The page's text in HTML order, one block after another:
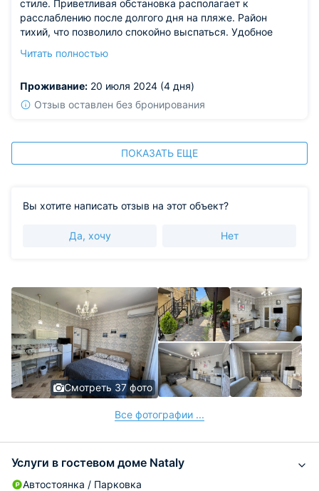
стиле. Приветливая обстановка располагает к
расслаблению после долгого дня на пляже. Район
тихий, что позволило спокойно выспаться. Удобное
достопримечательностям.
работал интернет, что немного омрачило наш отдых.
Читать полностью
Проживание: 20 июля 2024 (4 дня)
Отзыв оставлен без бронирования
ПОКАЗАТЬ ЕЩЕ
Вы хотите написать отзыв на этот объект?
Да, хочу Нет
Смотреть 37 фото
Все фотографии ...
Услуги в гостевом доме Nataly
Автостоянка / Парковка